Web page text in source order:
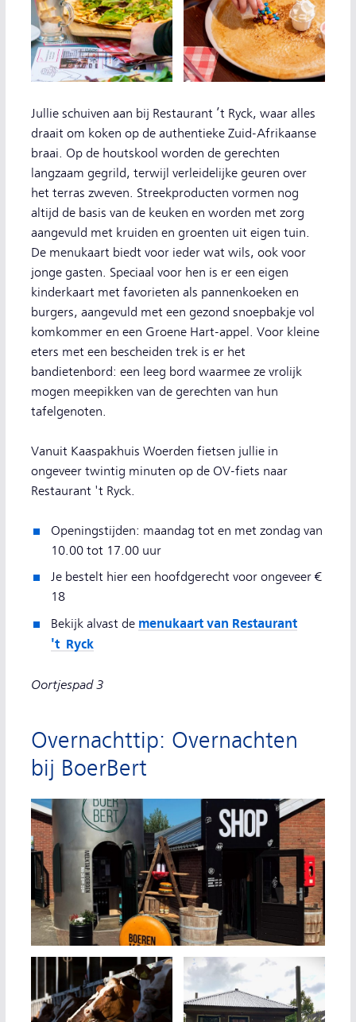
Jullie schuiven aan bij Restaurant ’t Ryck, waar alles
draait om koken op de authentieke Zuid-Afrikaanse
braai. Op de houtskool worden de gerechten
langzaam gegrild, terwijl verleidelijke geuren over
het terras zweven. Streekproducten vormen nog
altijd de basis van de keuken en worden met zorg
aangevuld met kruiden en groenten uit eigen tuin.
De menukaart biedt voor ieder wat wils, ook voor
jonge gasten. Speciaal voor hen is er een eigen
kinderkaart met favorieten als pannenkoeken en
burgers, aangevuld met een gezond snoepbakje vol
komkommer en een Groene Hart-appel. Voor kleine
eters met een bescheiden trek is er het
bandietenbord: een leeg bord waarmee ze vrolijk
mogen meepikken van de gerechten van hun
tafelgenoten.
Vanuit Kaaspakhuis Woerden fietsen jullie in
ongeveer twintig minuten op de OV-fiets naar
Restaurant 't Ryck.
Openingstijden: maandag tot en met zondag van
10.00 tot 17.00 uur
Je bestelt hier een hoofdgerecht voor ongeveer €
18
Bekijk alvast de menukaart van Restaurant
't Ryck
Oortjespad 3
Overnachttip: Overnachten
bij BoerBert